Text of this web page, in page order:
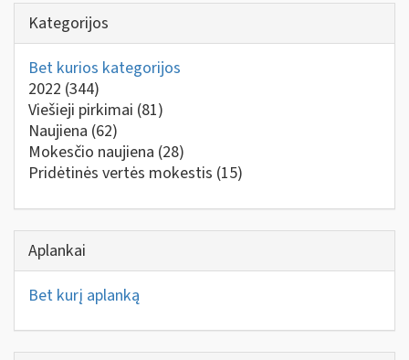
Kategorijos
Bet kurios kategorijos
2022 (344)
Viešieji pirkimai (81)
Naujiena (62)
Mokesčio naujiena (28)
Pridėtinės vertės mokestis (15)
Aplankai
Bet kurį aplanką